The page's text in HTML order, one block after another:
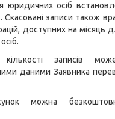
юридичних осіб
записи також
доступних на місяць
записів
даними Заявника
можна